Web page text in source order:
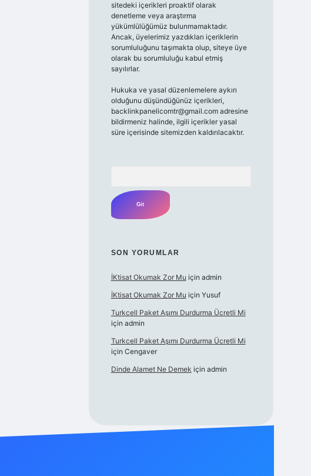
sitedeki içerikleri proaktif olarak
denetleme veya araştırma
yükümlülüğümüz bulunmamaktadır.
Ancak, üyelerimiz yazdıkları içeriklerin
sorumluluğunu taşımakta olup, siteye üye
olarak bu sorumluluğu kabul etmiş
sayılırlar.
Hukuka ve yasal düzenlemelere aykırı
olduğunu düşündüğünüz içerikleri,
backlinkpanelicomtr@gmail.comadresine
bildirmeniz halinde, ilgili içerikler yasal
süre içerisinde sitemizden kaldırılacaktır.
SON YORUMLAR
İKtisat Okumak Zor Mu için admin
İKtisat Okumak Zor Mu için Yusuf
Turkcell Paket Aşımı Durdurma Ücretli Mi
için admin
Turkcell Paket Aşımı Durdurma Ücretli Mi
için Cengaver
Dinde Alamet Ne Demek için admin